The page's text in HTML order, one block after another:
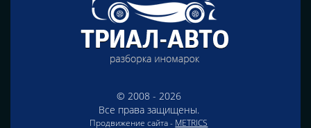
© 2008 - 2026
Все права защищены.
Продвижение сайта - METRICS